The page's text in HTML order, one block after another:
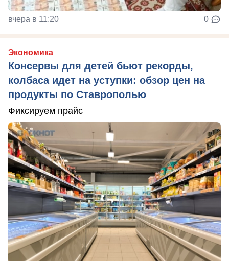
вчера в 11:20 0
Экономика
Консервы для детей бьют рекорды,
колбаса идет на уступки: обзор цен на
продукты по Ставрополью
Фиксируем прайс